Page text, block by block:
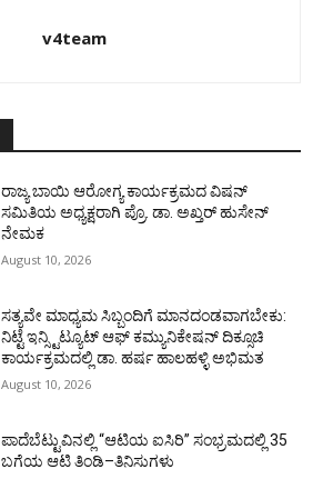
v4team
ರಾಜ್ಯ ಬಾಯಿ ಆರೋಗ್ಯ ಕಾರ್ಯಕ್ರಮದ ವಿಷನ್
ಸಮಿತಿಯ ಅಧ್ಯಕ್ಷರಾಗಿ ಪ್ರೊ. ಡಾ. ಅಖ್ತರ್ ಹುಸೇನ್
ನೇಮಕ
August 10, 2026
ಸತ್ಯವೇ ಮಾಧ್ಯಮ ಸಿಬ್ಬಂದಿಗೆ ಮಾನದಂಡವಾಗಬೇಕು:
ನಿಟ್ಟೆ ಇನ್ಸ್ಟಿಟ್ಯೂಟ್ ಆಫ್ ಕಮ್ಯುನಿಕೇಷನ್ ದಿಕ್ಸೂಚಿ
ಕಾರ್ಯಕ್ರಮದಲ್ಲಿ ಡಾ. ಹರ್ಷ ಹಾಲಹಳ್ಳಿ ಅಭಿಮತ
August 10, 2026
ಪಾದೆಬೆಟ್ಟುವಿನಲ್ಲಿ “ಆಟಿಯ ಐಸಿರಿ’’ ಸಂಭ್ರಮದಲ್ಲಿ 35
ಬಗೆಯ ಆಟಿ ತಿಂಡಿ–ತಿನಿಸುಗಳು